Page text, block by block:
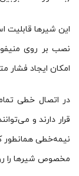
امکان ایجاد فشار
در اتصال خطی
قرار دارند و
نیمه‌خطی همانطور
مخصوص شیرها را